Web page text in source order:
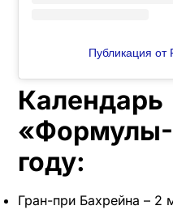
Публикация от
Календарь
«Формулы-
году:
Гран-при Бахрейна – 2